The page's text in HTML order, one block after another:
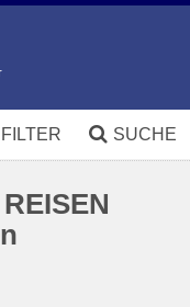
SUCHE
FILTER